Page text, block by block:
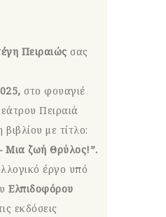
Πειραιώς σας
στο φουαγιέ
Πειραιά
με τίτλο:
ζωή Θρύλος!”.
έργο υπό
Ελπιδοφόρου
εκδόσεις